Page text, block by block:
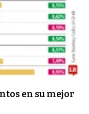
en su mejor